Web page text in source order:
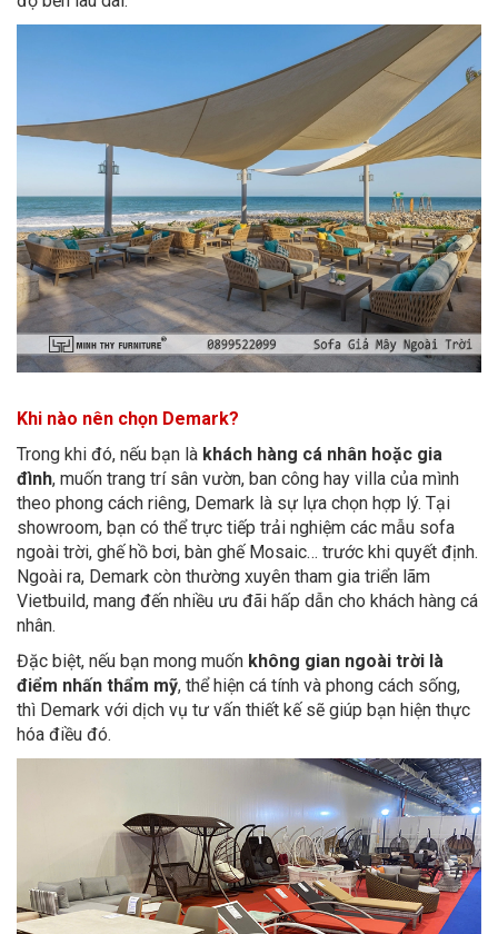
Khi nào nên chọn Demark?
Trong khi đó, nếu bạn là khách hàng cá nhân hoặc gia
đình, muốn trang trí sân vườn, ban công hay villa của mình
theo phong cách riêng, Demark là sự lựa chọn hợp lý. Tại
showroom, bạn có thể trực tiếp trải nghiệm các mẫu sofa
ngoài trời, ghế hồ bơi, bàn ghế Mosaic… trước khi quyết định.
Ngoài ra, Demark còn thường xuyên tham gia triển lãm
Vietbuild, mang đến nhiều ưu đãi hấp dẫn cho khách hàng cá
nhân.
Đặc biệt, nếu bạn mong muốn không gian ngoài trời là
điểm nhấn thẩm mỹ, thể hiện cá tính và phong cách sống,
thì Demark với dịch vụ tư vấn thiết kế sẽ giúp bạn hiện thực
hóa điều đó.